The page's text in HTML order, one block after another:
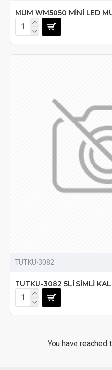
MUM WM5050 MİNİ LED
TUTKU-3082
TUTKU-3082 5Lİ SİMLİ
You have reached